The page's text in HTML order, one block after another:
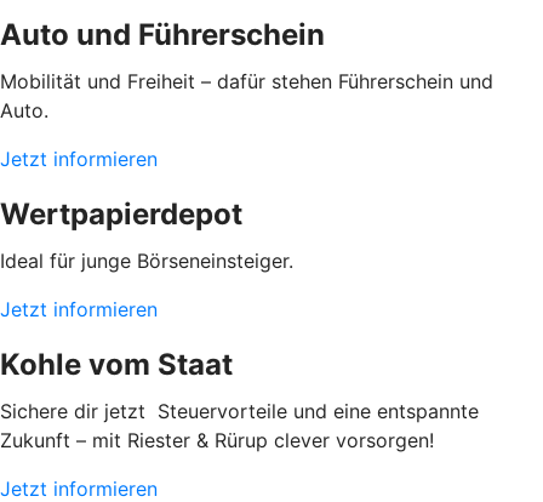
Auto und Führerschein
Mobilität und Freiheit – dafür stehen Führerschein und
Auto.
Jetzt informieren
Wertpapierdepot
Ideal für junge Börseneinsteiger.
Jetzt informieren
Kohle vom Staat
Sichere dir jetzt Steuervorteile und eine entspannte
Zukunft – mit Riester & Rürup clever vorsorgen!
Jetzt informieren